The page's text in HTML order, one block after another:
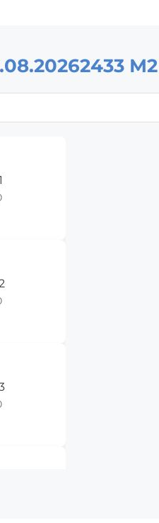
2433 М2